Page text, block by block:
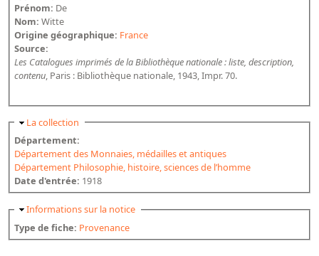
Bibliographie historique de la Bibliothèque nationale de
France
Dictionnaire de la BnF
Dictionnaire BnF : recherche avancée
Dictionnaire des fonds spéciaux et des principales collections et
provenances
Recherche de fonds, collections et provenances
L'histoire de la BnF en objets
Explorer
Prénom: De
Nom:Witte
Origine géographique: France
Source:
Les Catalogues imprimés de la Bibliothèque nationale : liste, description,
contenu, Paris : Bibliothèque nationale, 1943, Impr. 70.
Masquer
La collection
Département:
Département des Monnaies, médailles et antiques
Département Philosophie, histoire, sciences de l’homme
Date d'entrée: 1918
Masquer
Informations sur la notice
Type de fiche: Provenance